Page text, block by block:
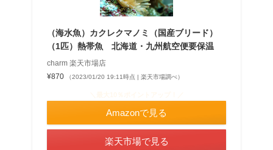
（海水魚）カクレクマノミ（国産ブリード）
（1匹）熱帯魚 北海道・九州航空便要保温
charm 楽天市場店
¥870
（2023/01/20 19:11時点 | 楽天市場調べ）
Amazonで見る
楽天市場で見る